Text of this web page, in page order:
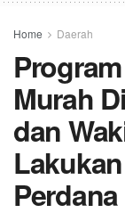
Home Daerah
Murah
dan